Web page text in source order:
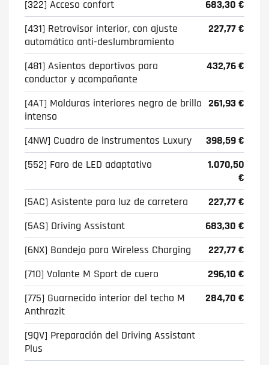
[322] Acceso confort
683,30 €
[431] Retrovisor interior, con ajuste
automático anti-deslumbramiento
227,77 €
[481] Asientos deportivos para
conductor y acompañante
432,76 €
[4AT] Molduras interiores negro de brillo
intenso
261,93 €
[4NW] Cuadro de instrumentos Luxury
398,59 €
[552] Faro de LED adaptativo
1.070,50
€
[5AC] Asistente para luz de carretera
227,77 €
[5AS] Driving Assistant
683,30 €
[6NX] Bandeja para Wireless Charging
227,77 €
[710] Volante M Sport de cuero
296,10 €
[775] Guarnecido interior del techo M
Anthrazit
284,70 €
[9QV] Preparación del Driving Assistant
Plus